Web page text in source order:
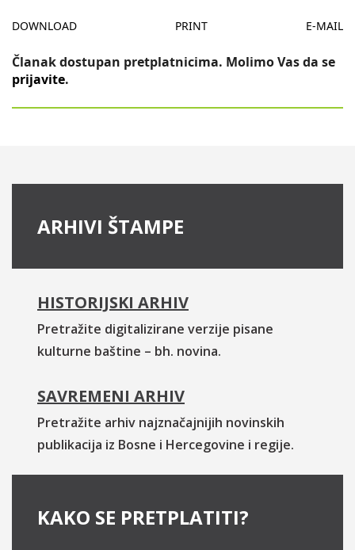
DOWNLOAD PRINT E-MAIL
Članak dostupan pretplatnicima. Molimo Vas da se
prijavite.
ARHIVI ŠTAMPE
HISTORIJSKI ARHIV
Pretražite digitalizirane verzije pisane
kulturne baštine – bh. novina.
SAVREMENI ARHIV
Pretražite arhiv najznačajnijih novinskih
publikacija iz Bosne i Hercegovine i regije.
KAKO SE PRETPLATITI?